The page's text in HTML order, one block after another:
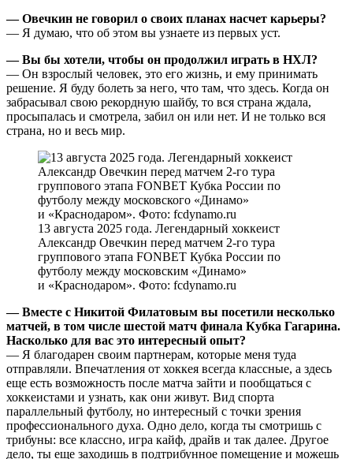
— Овечкин не говорил о своих планах насчет карьеры?
— Я думаю, что об этом вы узнаете из первых уст.
— Вы бы хотели, чтобы он продолжил играть в НХЛ?
— Он взрослый человек, это его жизнь, и ему принимать
решение. Я буду болеть за него, что там, что здесь. Когда он
забрасывал свою рекордную шайбу, то вся страна ждала,
просыпалась и смотрела, забил он или нет. И не только вся
страна, но и весь мир.
13 августа 2025 года. Легендарный хоккеист
Александр Овечкин перед матчем 2-го тура
группового этапа FONBET Кубка России по
футболу между московским «Динамо»
и «Краснодаром». Фото: fcdynamo.ru
— Вместе с Никитой Филатовым вы посетили несколько
матчей, в том числе шестой матч финала Кубка Гагарина.
Насколько для вас это интересный опыт?
— Я благодарен своим партнерам, которые меня туда
отправляли. Впечатления от хоккея всегда классные, а здесь
еще есть возможность после матча зайти и пообщаться с
хоккеистами и узнать, как они живут. Вид спорта
параллельный футболу, но интересный с точки зрения
профессионального духа. Одно дело, когда ты смотришь с
трибуны: все классно, игра кайф, драйв и так далее. Другое
дело, ты еще заходишь в подтрибунное помещение и можешь